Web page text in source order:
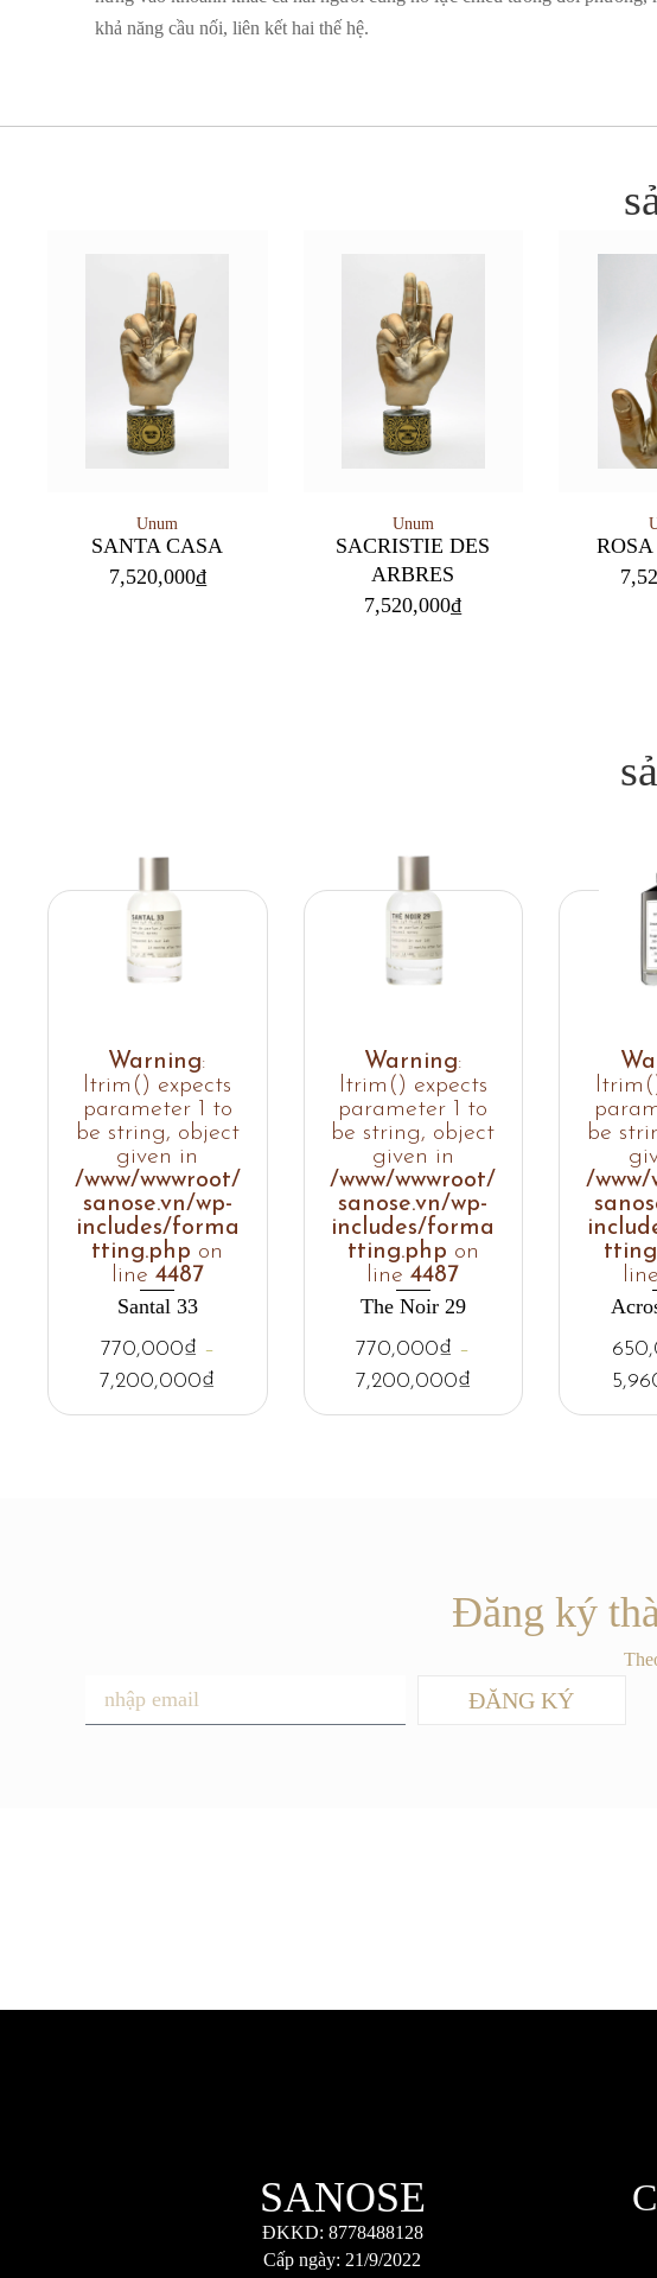
khả năng cầu nối, liên kết hai thế hệ.
Unum
SANTA CASA
7,520,000₫
Unum
SACRISTIE DES
ARBRES
7,520,000₫
Warning:
ltrim() expects
parameter 1 to
be string, object
given in
/www/wwwroot/
sanose.vn/wp-
includes/forma
tting.php on
line 4487
Santal 33
770,000₫ –
7,200,000₫
Warning:
ltrim() expects
parameter 1 to
be string, object
given in
/www/wwwroot/
sanose.vn/wp-
includes/forma
tting.php on
line4487
The Noir 29
770,000₫ –
7,200,000₫
be
/www/
Đăng ký
ĐĂNG KÝ
SANOSE
ĐKKD: 8778488128
Cấp ngày: 21/9/2022